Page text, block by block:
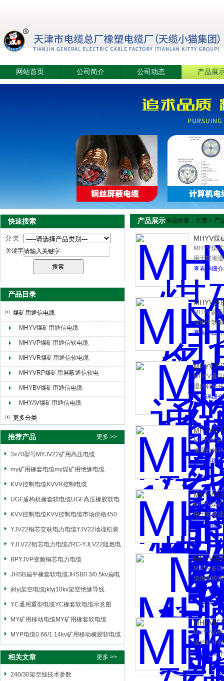
天津市电缆总厂橡塑电缆厂（天缆小猫集团）
网站首页 公司简介 公司动态 产品展
快速搜索
分 类
关键字
产品目录
煤矿用通信电缆
MHYV煤矿用通信电缆
MHYVP煤矿用通信软电缆
MHYVR煤矿用通信软电缆
MHYVRP煤矿用屏蔽通信软电
缆
MHYBV煤矿用通信电缆
MHYAV煤矿用通信电缆
更多分类
推荐产品 更多 >>
3x70型号MYJV22矿用高压电缆
my矿用橡套电缆my煤矿用绝缘电缆
KVV控制电缆KVVR控制电缆
UGF盾构机橡套软电缆UGF高压橡胶软电
缆
KVV控制电缆KVV控制电缆市场价格450
YJV22铜芯交联电力电缆YJV22地埋铠装
电源电缆
YJLV22铝芯电力电缆ZRC-YJLV22阻燃电
力电缆
BPYJVP变频铜芯电力电缆
JHSB扁平橡套软电缆JHSB0.3/0.5kv扁电
缆
jklyj架空电缆jklyj10kv架空绝缘导线
YC通用重型电缆YC橡套软电缆示意图
MY矿用移动电缆MY矿用橡套软电缆
MYP电缆0.66/1.14kv矿用移动橡胶软电缆
相关文章 更多 >>
240/30架空线技术参数
产品展示当前位置： 首页 > 产
MHYV煤
MHYV煤
用于较潮
查看详细
MHYV多
MHYV多
缆用于较
查看详细
MHYV通
MHYV通
湿的斜井
查看详细
MHYV矿
MHYV矿
潮湿的斜
查看详细
MHYV煤
MHYV煤
用于较潮
查看详细
MHYV多
MHYV多
缆用于较
查看详细
MHYV矿
MHYV矿
湿的斜井
查看详细